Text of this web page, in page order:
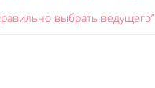
выбрать ведущего”